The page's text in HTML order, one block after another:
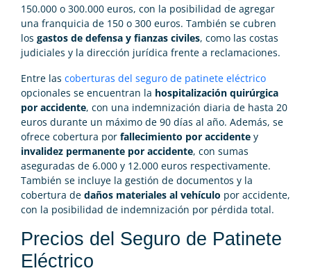
150.000 o 300.000 euros, con la posibilidad de agregar
una franquicia de 150 o 300 euros. También se cubren
los gastos de defensa y fianzas civiles, como las costas
judiciales y la dirección jurídica frente a reclamaciones.
Entre las coberturas del seguro de patinete eléctrico
opcionales se encuentran la hospitalización quirúrgica
por accidente, con una indemnización diaria de hasta 20
euros durante un máximo de 90 días al año. Además, se
ofrece cobertura por fallecimiento por accidente y
invalidez permanente por accidente, con sumas
aseguradas de 6.000 y 12.000 euros respectivamente.
También se incluye la gestión de documentos y la
cobertura de daños materiales al vehículo por accidente,
con la posibilidad de indemnización por pérdida total.
Precios del Seguro de Patinete
Eléctrico